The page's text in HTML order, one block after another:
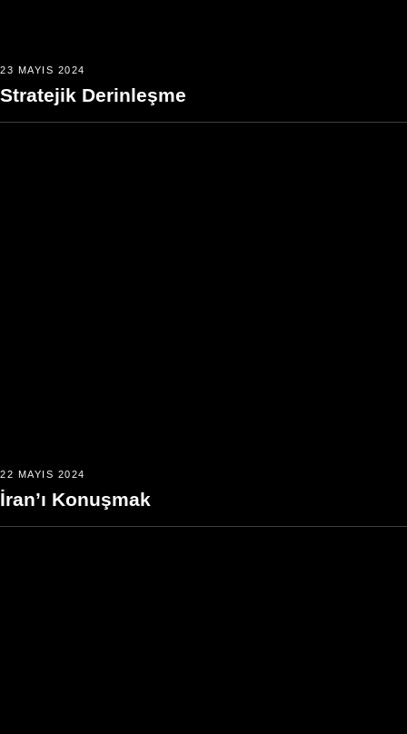
23 MAYIS 2024
Stratejik Derinleşme
22 MAYIS 2024
İran’ı Konuşmak